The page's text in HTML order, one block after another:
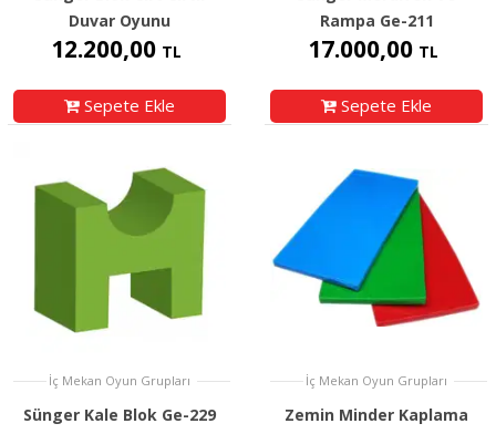
Duvar Oyunu
12.200,00 TL
Sepete Ekle
Rampa Ge-211
17.000,00 TL
Sepete Ekle
İç Mekan Oyun Grupları
Sünger Kale Blok Ge-229
İç Mekan Oyun Grupları
Zemin Minder Kaplama